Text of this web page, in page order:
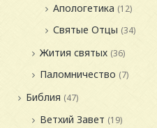
Апологетика (12)
Святые Отцы (34)
Жития святых (36)
Паломничество (7)
Библия (47)
Ветхий Завет (19)